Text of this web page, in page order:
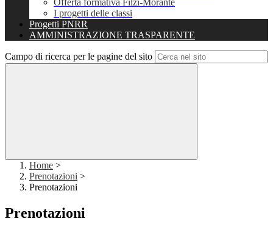
Offerta formativa Filzi-Morante
I progetti delle classi
Progetti PNRR
AMMINISTRAZIONE TRASPARENTE
Campo di ricerca per le pagine del sito
Home >
Prenotazioni >
Prenotazioni
Prenotazioni